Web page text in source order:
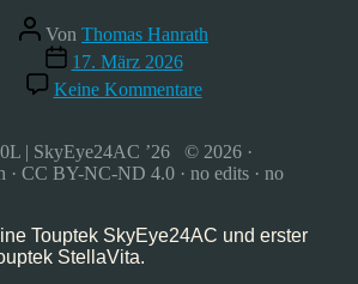
Beitragsautor
Von Thomas Hanrath
Veröffentlichungsdatum
17. März 2026
Keine Kommentarezu
Messier
Mrz’26
| SkyEye24AC ’26 © 2026 ·
· CC BY-NC-ND 4.0 · no edits · no
Touptek SkyEye24AC und erster
StellaVita.